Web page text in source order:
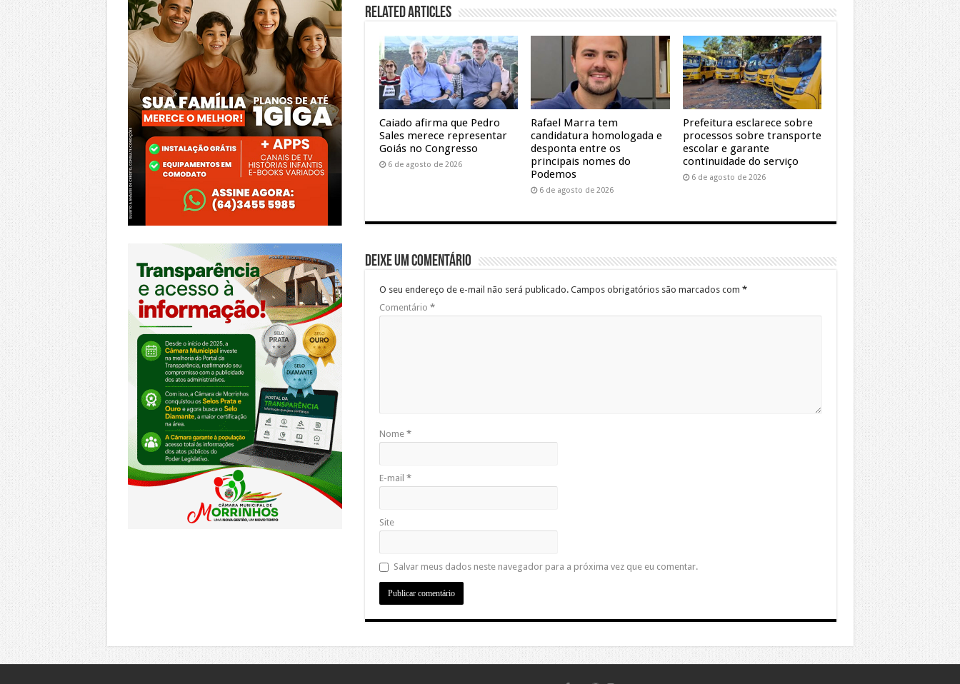
Related Articles
Caiado afirma que Pedro
Sales merece representar
Goiás no Congresso
6 de agosto de 2026
Rafael Marra tem
candidatura homologada e
desponta entre os
principais nomes do
Podemos
6 de agosto de 2026
Prefeitura esclarece sobre
processos sobre transporte
escolar e garante
continuidade do serviço
6 de agosto de 2026
Deixe um comentário
O seu endereço de e-mail não será publicado. Campos obrigatórios são marcados com *
Comentário *
Nome *
E-mail *
Site
Salvar meus dados neste navegador para a próxima vez que eu comentar.
https://morrinhos.go.leg.br/